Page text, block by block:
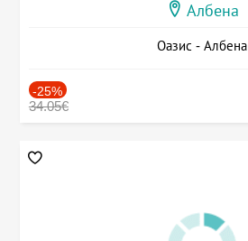
Албена
Оазис - Албена
-25%
34.05€